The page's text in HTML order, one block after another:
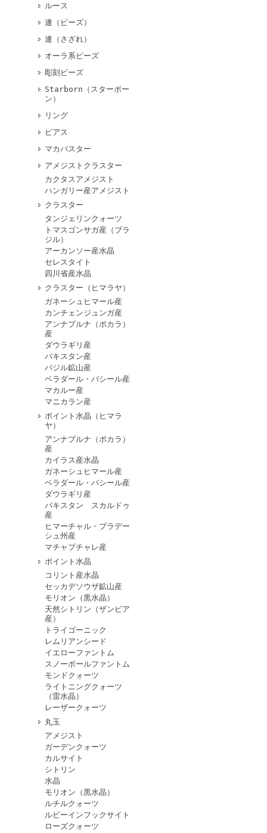
ルース
連（ビーズ）
連（さざれ）
オーラ系ビーズ
彫刻ビーズ
Starborn（スターボー
ン）
リング
ピアス
マカバスター
アメジストクラスター
カクタスアメジスト
ハンガリー産アメジスト
クラスター
タンジェリンクォーツ
トマスゴンサガ産（ブラ
ジル）
アーカンソー産水晶
セレスタイト
四川省産水晶
クラスター（ヒマラヤ）
ガネーシュヒマール産
カンチェンジュンガ産
アンナプルナ（ポカラ）
産
ダウラギリ産
パキスタン産
バジル鉱山産
ベラダール・バシール産
マカルー産
マニカラン産
ポイント水晶（ヒマラ
ヤ）
アンナプルナ（ポカラ）
産
カイラス産水晶
ガネーシュヒマール産
ベラダール・バシール産
ダウラギリ産
パキスタン スカルドゥ
産
ヒマーチャル・プラデー
シュ州産
マチャプチャレ産
ポイント水晶
コリント産水晶
セッカデソウザ鉱山産
モリオン（黒水晶）
天然シトリン（ザンビア
産）
トライゴーニック
レムリアンシード
イエローファントム
スノーボールファントム
モンドクォーツ
ライトニングクォーツ
（雷水晶）
レーザークォーツ
丸玉
アメジスト
ガーデンクォーツ
カルサイト
シトリン
水晶
モリオン（黒水晶）
ルチルクォーツ
ルビーインフックサイト
ローズクォーツ